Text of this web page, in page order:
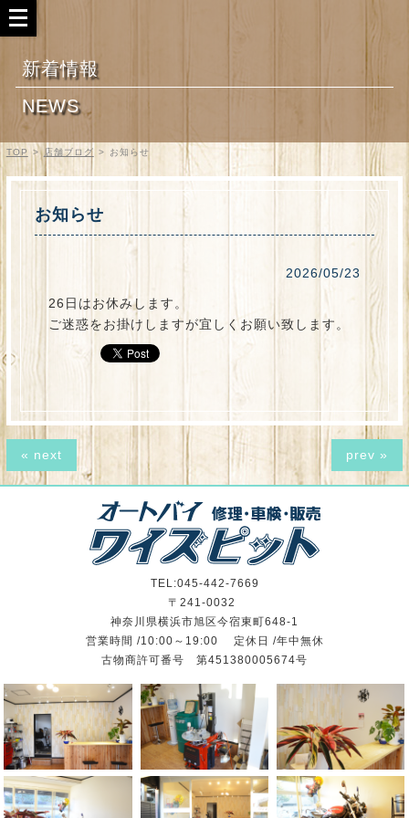
新着情報
NEWS
TOP > 店舗ブログ > お知らせ
お知らせ
2026/05/23
26日はお休みします。
ご迷惑をお掛けしますが宜しくお願い致します。
« next prev »
TEL:045-442-7669
〒241-0032
神奈川県横浜市旭区今宿東町648-1
営業時間 /10:00～19:00 定休日 /年中無休
古物商許可番号 第451380005674号